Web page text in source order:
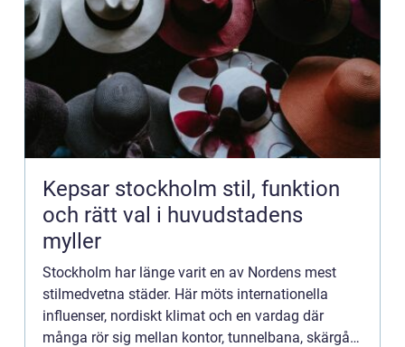
Kepsar stockholm stil, funktion
och rätt val i huvudstadens
myller
Stockholm har länge varit en av Nordens mest
stilmedvetna städer. Här möts internationella
influenser, nordiskt klimat och en vardag där
många rör sig mellan kontor, tunnelbana, skärgård